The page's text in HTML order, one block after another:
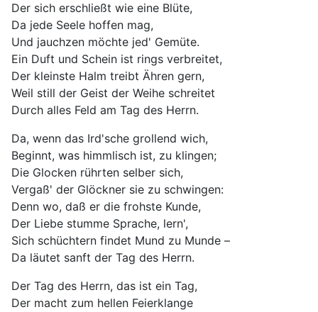
Der sich erschließt wie eine Blüte,
Da jede Seele hoffen mag,
Und jauchzen möchte jed' Gemüte.
Ein Duft und Schein ist rings verbreitet,
Der kleinste Halm treibt Ähren gern,
Weil still der Geist der Weihe schreitet
Durch alles Feld am Tag des Herrn.
Da, wenn das Ird'sche grollend wich,
Beginnt, was himmlisch ist, zu klingen;
Die Glocken rührten selber sich,
Vergaß' der Glöckner sie zu schwingen:
Denn wo, daß er die frohste Kunde,
Der Liebe stumme Sprache, lern',
Sich schüchtern findet Mund zu Munde –
Da läutet sanft der Tag des Herrn.
Der Tag des Herrn, das ist ein Tag,
Der macht zum hellen Feierklange